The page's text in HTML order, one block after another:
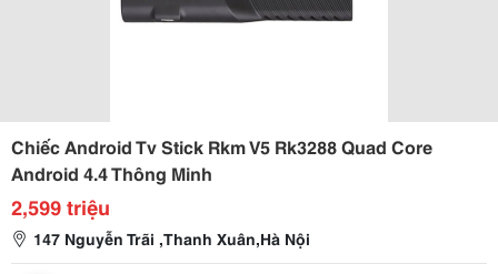
Chiếc Android Tv Stick Rkm V5 Rk3288 Quad Core
Android 4.4 Thông Minh
2,599 triệu
147 Nguyễn Trãi ,Thanh Xuân,Hà Nội